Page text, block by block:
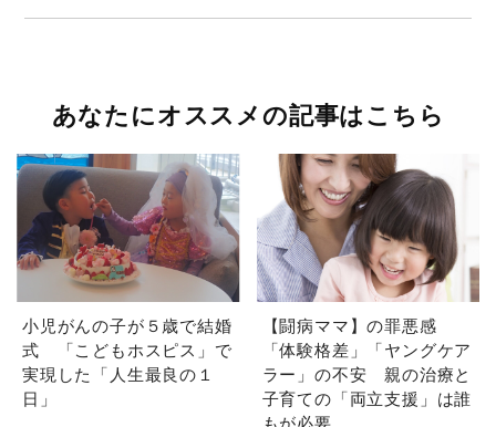
あなたにオススメの記事はこちら
小児がんの子が５歳で結婚
式 「こどもホスピス」で
実現した「人生最良の１
日」
【闘病ママ】の罪悪感
「体験格差」「ヤングケア
ラー」の不安 親の治療と
子育ての「両立支援」は誰
もが必要